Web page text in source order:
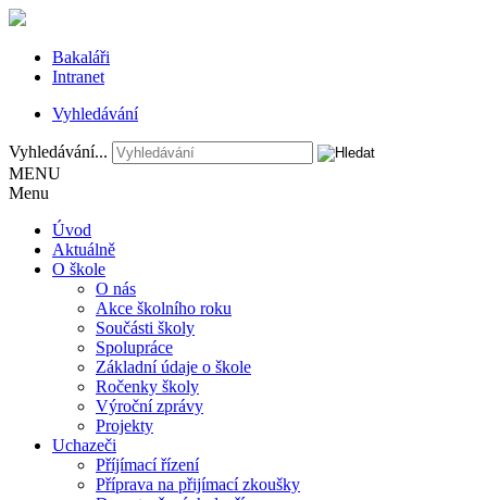
Bakaláři
Intranet
Vyhledávání
Vyhledávání...
MENU
Menu
Úvod
Aktuálně
O škole
O nás
Akce školního roku
Součásti školy
Spolupráce
Základní údaje o škole
Ročenky školy
Výroční zprávy
Projekty
Uchazeči
Příjímací řízení
Příprava na přijímací zkoušky